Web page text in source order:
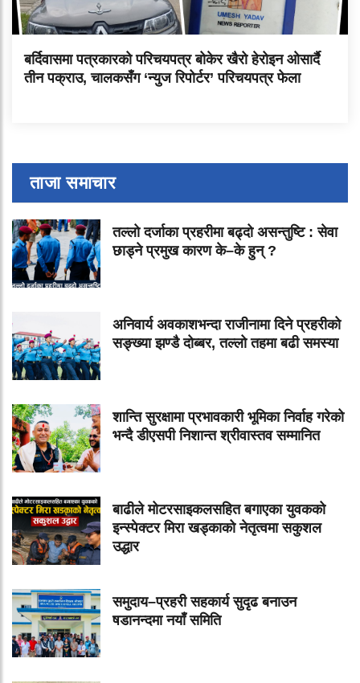
बर्दिवासमा पत्रकारको परिचयपत्र बोकेर खैरो हेरोइन ओसार्दै
तीन पक्राउ, चालकसँग ‘न्युज रिपोर्टर’ परिचयपत्र फेला
ताजा समाचार
तल्लो दर्जाका प्रहरीमा बढ्दो असन्तुष्टि : सेवा
छाड्ने प्रमुख कारण के–के हुन् ?
अनिवार्य अवकाशभन्दा राजीनामा दिने प्रहरीको
सङ्ख्या झण्डै दोब्बर, तल्लो तहमा बढी समस्या
शान्ति सुरक्षामा प्रभावकारी भूमिका निर्वाह गरेको
भन्दै डीएसपी निशान्त श्रीवास्तव सम्मानित
बाढीले मोटरसाइकलसहित बगाएका युवकको
इन्स्पेक्टर मिरा खड्काको नेतृत्वमा सकुशल
उद्धार
समुदाय–प्रहरी सहकार्य सुदृढ बनाउन
षडानन्दमा नयाँ समिति